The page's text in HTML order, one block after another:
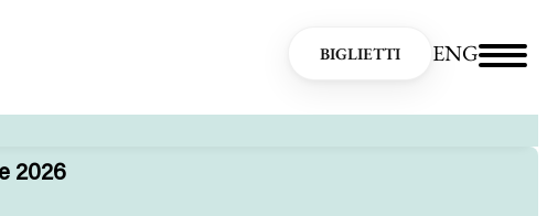
BIGLIETTI ENG
2026